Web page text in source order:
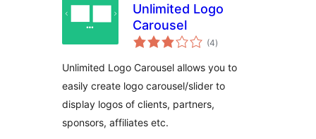
Unlimited Logo
Carousel
(4celkové
hodnocení
)
Unlimited Logo Carousel allows you to
easily create logo carousel/slider to
display logos of clients, partners,
sponsors, affiliates etc.